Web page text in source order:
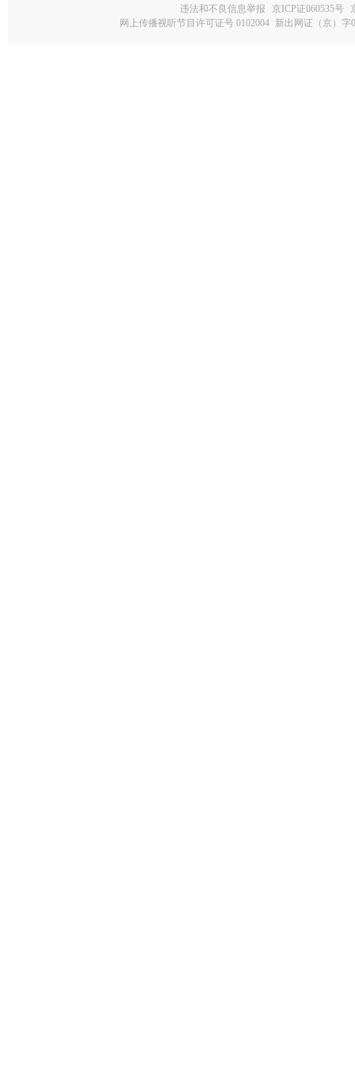
违法和不良信息举报 京ICP证060535号
网上传播视听节目许可证号 0102004 新出网证（京）